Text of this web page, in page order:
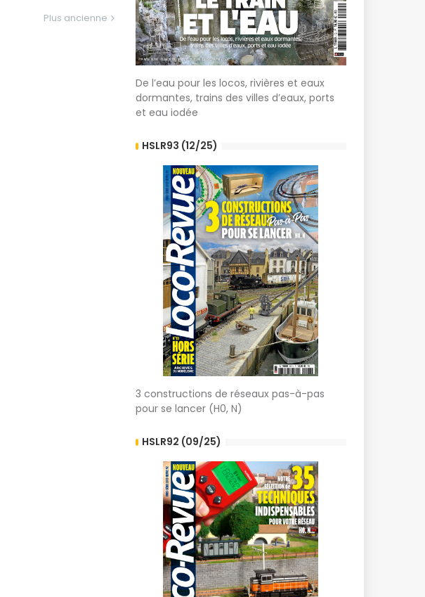
Plus ancienne
De l’eau pour les locos, rivières et eaux
dormantes, trains des villes d’eaux, ports
et eau iodée
HSLR93 (12/25)
3 constructions de réseaux pas-à-pas
pour se lancer (H0, N)
HSLR92 (09/25)